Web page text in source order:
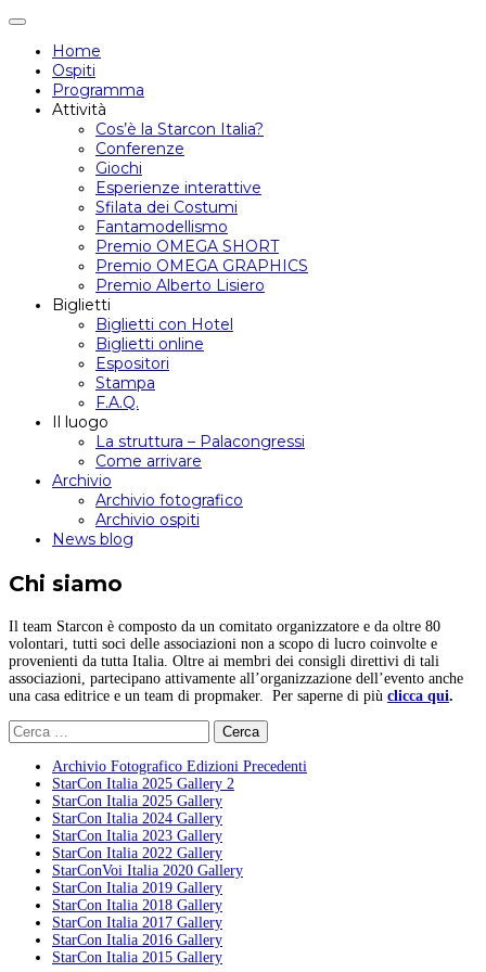
Attiva/disattiva
navigazione
Home
Ospiti
Programma
Attività
Cos’è la Starcon Italia?
Conferenze
Giochi
Esperienze interattive
Sfilata dei Costumi
Fantamodellismo
Premio OMEGA SHORT
Premio OMEGA GRAPHICS
Premio Alberto Lisiero
Biglietti
Biglietti con Hotel
Biglietti online
Espositori
Stampa
F.A.Q.
Il luogo
La struttura – Palacongressi
Come arrivare
Archivio
Archivio fotografico
Archivio ospiti
News blog
Chi siamo
Il team Starcon è composto da un comitato organizzatore e da oltre 80
volontari, tutti soci delle associazioni non a scopo di lucro coinvolte e
provenienti da tutta Italia. Oltre ai membri dei consigli direttivi di tali
associazioni, partecipano attivamente all’organizzazione dell’evento anche
una casa editrice e un team di propmaker. Per saperne di più clicca qui.
Ricerca
per:
Archivio Fotografico Edizioni Precedenti
StarCon Italia 2025 Gallery 2
StarCon Italia 2025 Gallery
StarCon Italia 2024 Gallery
StarCon Italia 2023 Gallery
StarCon Italia 2022 Gallery
StarConVoi Italia 2020 Gallery
StarCon Italia 2019 Gallery
StarCon Italia 2018 Gallery
StarCon Italia 2017 Gallery
StarCon Italia 2016 Gallery
StarCon Italia 2015 Gallery